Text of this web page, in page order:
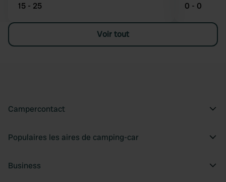
15 - 25 0 - 0
Voir tout
Campercontact
Populaires les aires de camping-car
Business